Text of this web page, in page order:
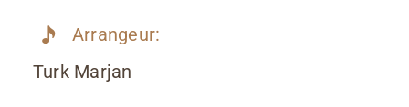
Arrangeur:
Turk Marjan